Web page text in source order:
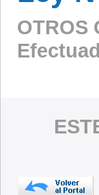
OTROS